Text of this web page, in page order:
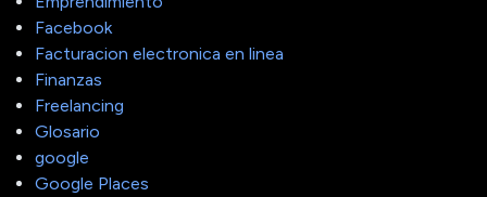
Facebook
Facturacion electronica en linea
Finanzas
Freelancing
Glosario
google
Google Places